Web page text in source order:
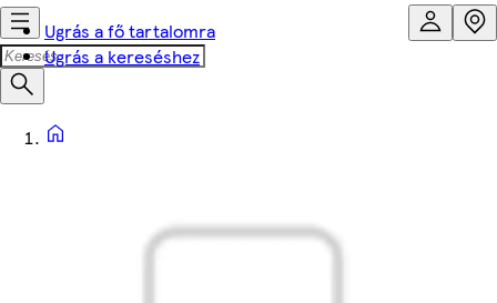
Ugrás a fő tartalomra
Ugrás a kereséshez